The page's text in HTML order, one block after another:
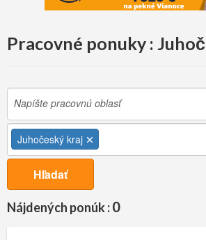
Pracovné ponuky :
Juhočeský kraj
Hľadať
Nájdených ponúk :0